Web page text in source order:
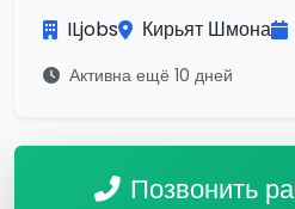
ILjobs Кирьят Шмона
Активна ещё 10 дней
Позвонить